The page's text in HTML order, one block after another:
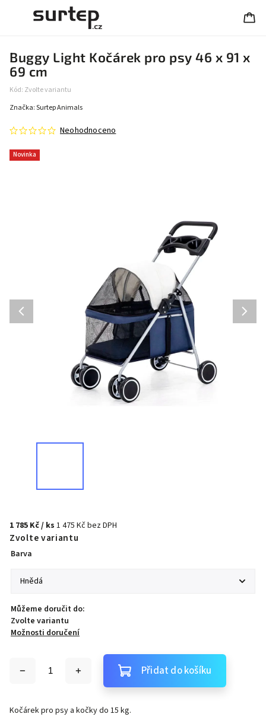
Buggy Light Kočárek pro psy 46 x 91 x
69 cm
Kód: Zvolte variantu
Novinka
Neohodnoceno
Značka:Surtep Animals
1 785 Kč/ ks 1 475 Kč bez DPH
Zvolte variantu
Barva
Můžeme doručit do:
Zvolte variantu
Možnosti doručení
Přidat do košíku
Kočárek pro psy a kočky do 15 kg.